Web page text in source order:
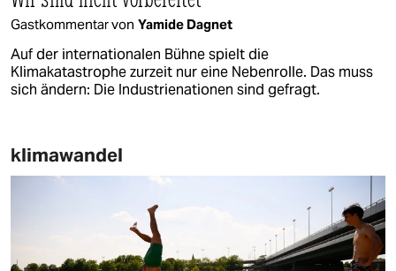
Gastkommentar von Yamide Dagnet
Auf der internationalen Bühne spielt die
Klimakatastrophe zurzeit nur eine Nebenrolle. Das muss
sich ändern: Die Industrienationen sind gefragt.
klimawandel